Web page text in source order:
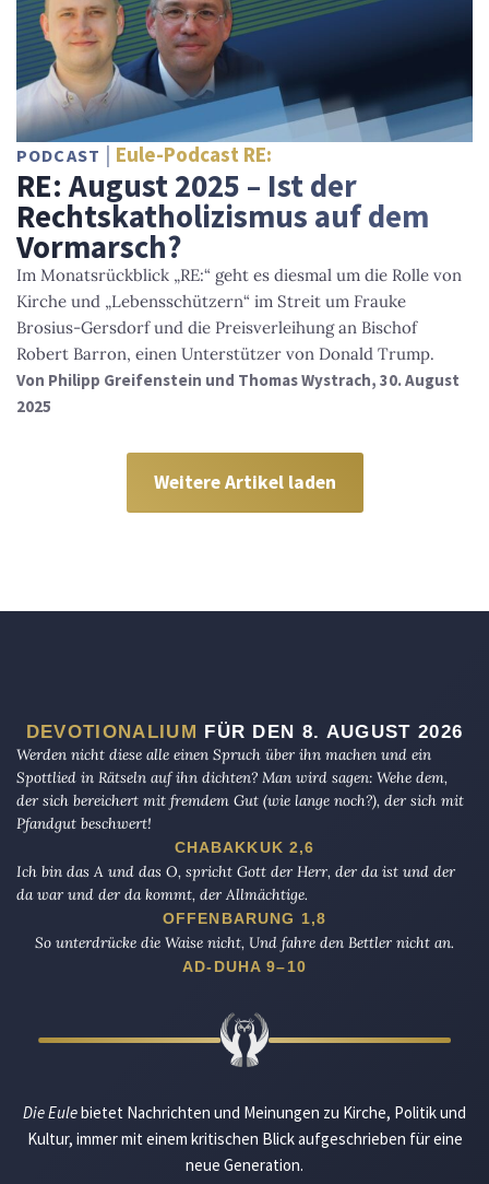
PODCAST Eule-Podcast RE:
RE: August 2025 – Ist der
Rechtskatholizismus auf dem
Vormarsch?
Im Monatsrückblick „RE:“ geht es diesmal um die Rolle von
Kirche und „Lebensschützern“ im Streit um Frauke
Brosius-Gersdorf und die Preisverleihung an Bischof
Robert Barron, einen Unterstützer von Donald Trump.
Von Philipp Greifenstein und Thomas Wystrach, 30. August
2025
Weitere Artikel laden
DEVOTIONALIUM FÜR DEN 8. AUGUST 2026
Werden nicht diese alle einen Spruch über ihn machen und ein
Spottlied in Rätseln auf ihn dichten? Man wird sagen: Wehe dem,
der sich bereichert mit fremdem Gut (wie lange noch?), der sich mit
Pfandgut beschwert!
CHABAKKUK 2,6
Ich bin das A und das O, spricht Gott der Herr, der da ist und der
da war und der da kommt, der Allmächtige.
OFFENBARUNG 1,8
So unterdrücke die Waise nicht, Und fahre den Bettler nicht an.
AD-DUHA 9–10
Die Eulebietet Nachrichten und Meinungen zu Kirche, Politik und
Kultur, immer mit einem kritischen Blick aufgeschrieben für eine
neue Generation.